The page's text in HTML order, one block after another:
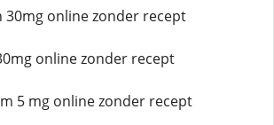
30mg online zonder recept
online zonder recept
5 mg online zonder recept